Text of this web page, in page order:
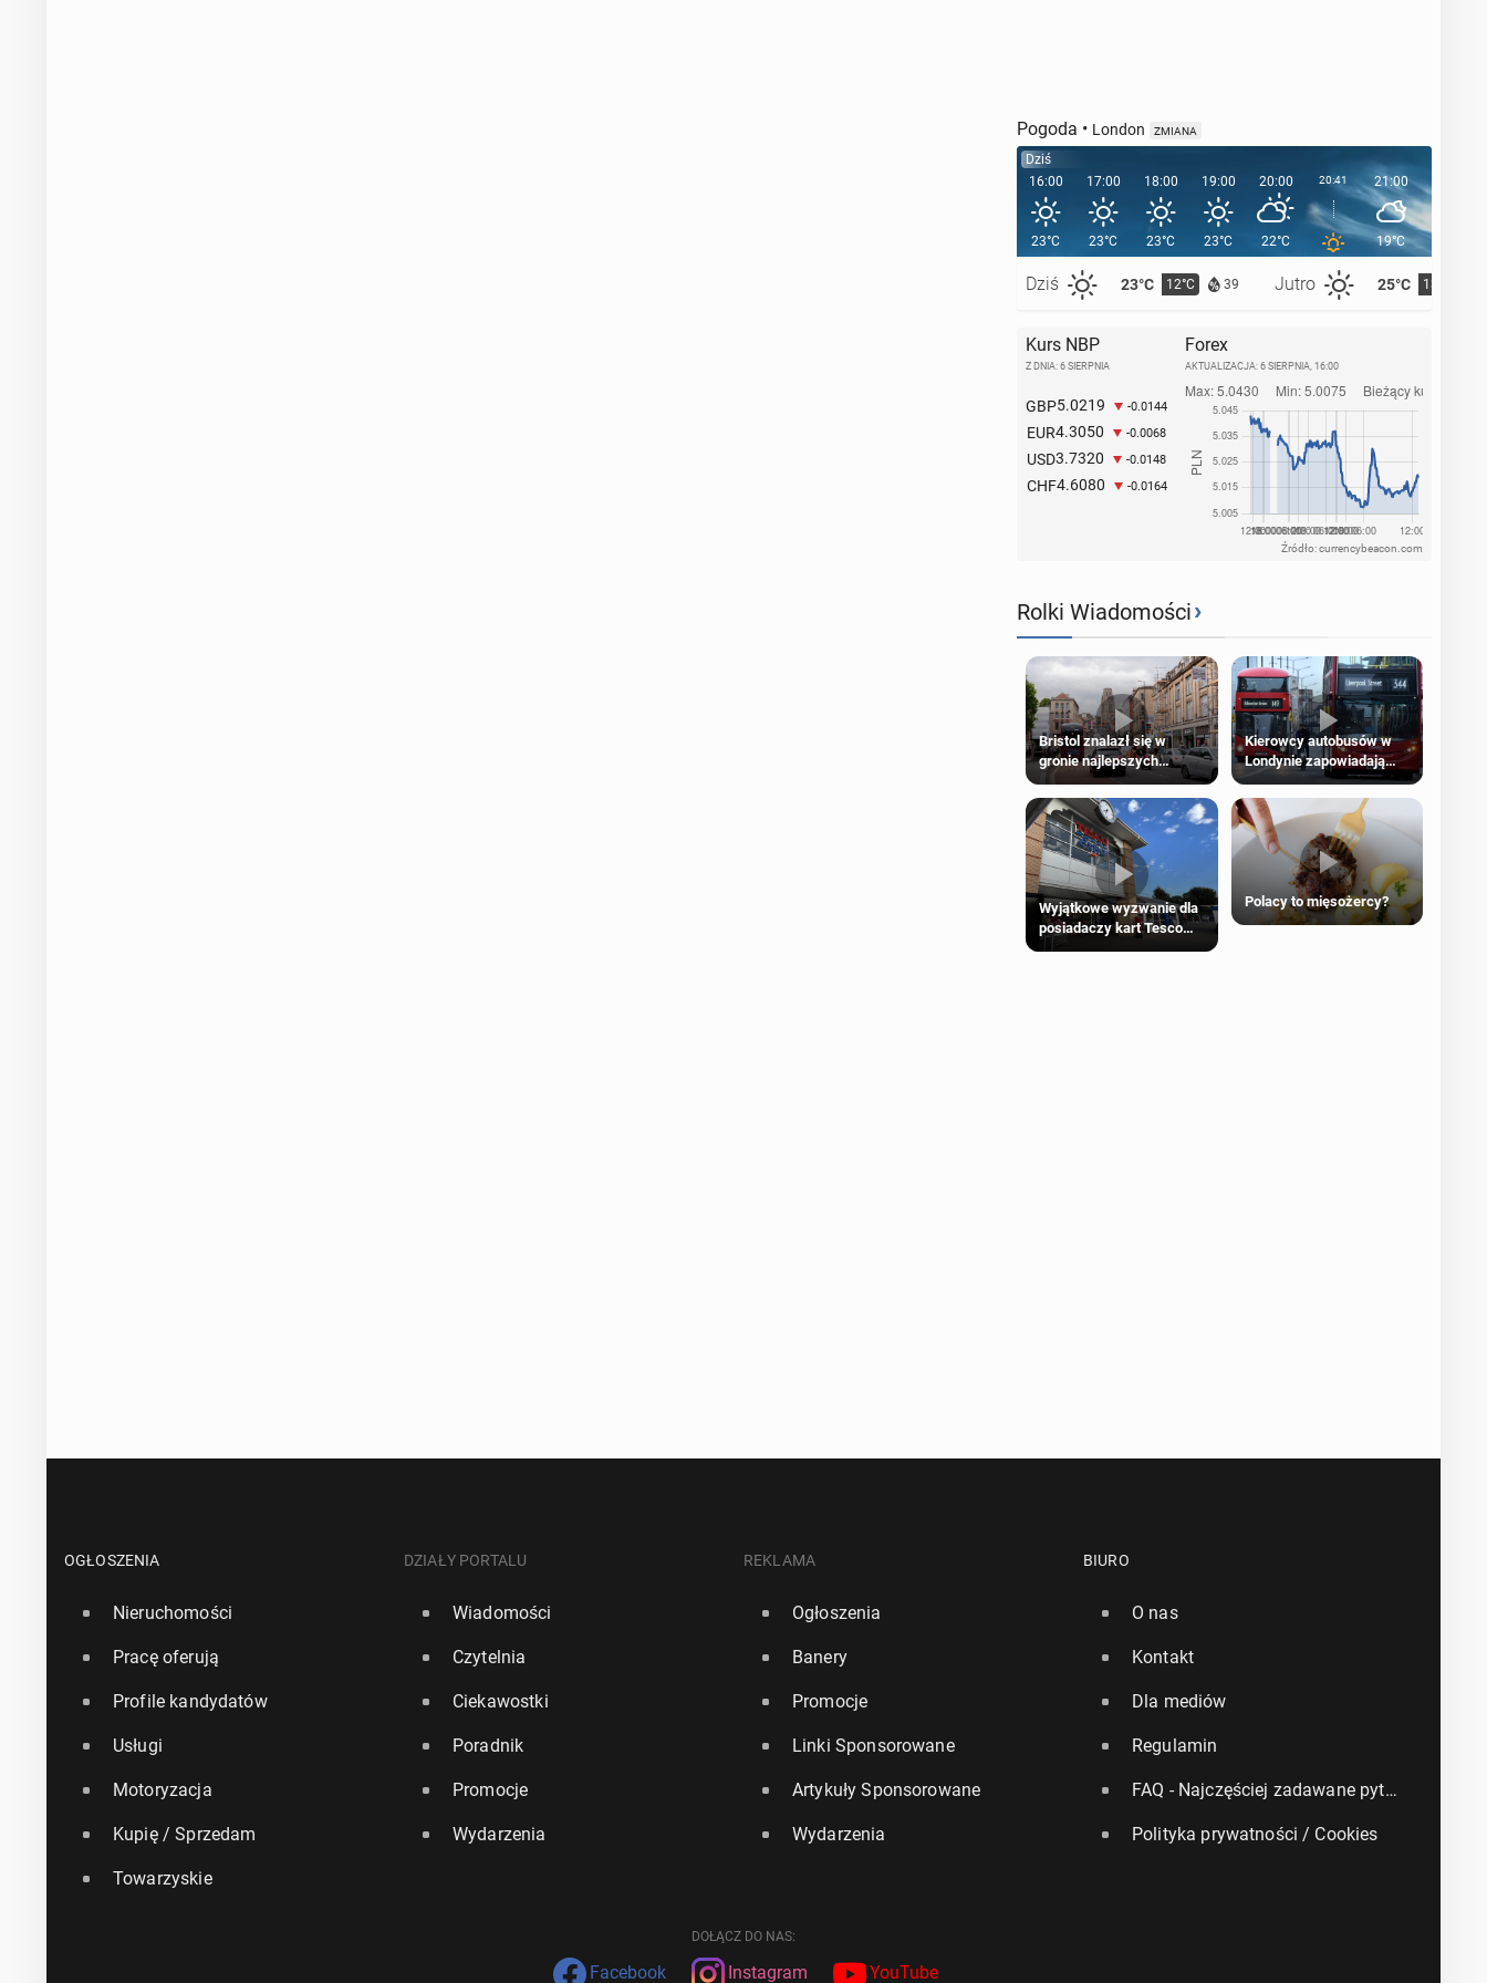
Pogoda • London ZMIANA
Dziś
16:00
23°C
Dziś 23°C 12°C 39 Jutro 25°C 13°C
17:00
23°C
18:00
23°C
19:00
23°C
20:00
22°C
20:41 21:00
19°C
22:00
Kurs NBP
Z DNIA: 6 SIERPNIA
GBP5.0219 -0.0144
EUR4.3050 -0.0068
USD3.7320 -0.0148
CHF4.6080 -0.0164
Forex
AKTUALIZACJA: 6 SIERPNIA, 16:00
Źródło: currencybeacon.com
Rolki Wiadomości›
Bristol znalazł się w
gronie najlepszych
kierunków podróży na
świecie
Kierowcy autobusów w
Londynie zapowiadają
strajki
Wyjątkowe wyzwanie dla
posiadaczy kart Tesco
Clubcard!
Polacy to mięsożercy?
OGŁOSZENIA
Nieruchomości
Pracę oferują
Profile kandydatów
Usługi
Motoryzacja
Kupię / Sprzedam
Towarzyskie
DZIAŁY PORTALU
Wiadomości
Czytelnia
Ciekawostki
Poradnik
Promocje
Wydarzenia
REKLAMA
Ogłoszenia
Banery
Promocje
Linki Sponsorowane
Artykuły Sponsorowane
Wydarzenia
BIURO
O nas
Kontakt
Dla mediów
Regulamin
FAQ - Najczęściej zadawane pytania
Polityka prywatności / Cookies
DOŁĄCZ DO NAS:
Facebook Instagram YouTube